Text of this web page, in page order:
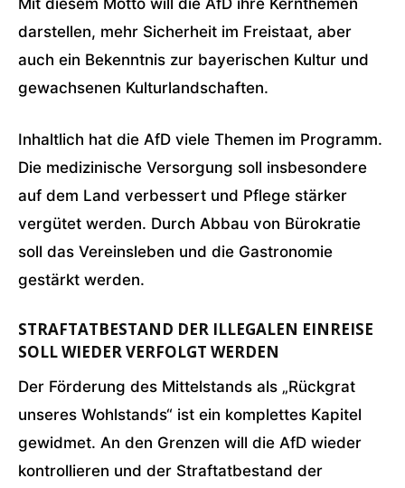
Mit diesem Motto will die AfD ihre Kernthemen
darstellen, mehr Sicherheit im Freistaat, aber
auch ein Bekenntnis zur bayerischen Kultur und
gewachsenen Kulturlandschaften.
Inhaltlich hat die AfD viele Themen im Programm.
Die medizinische Versorgung soll insbesondere
auf dem Land verbessert und Pflege stärker
vergütet werden. Durch Abbau von Bürokratie
soll das Vereinsleben und die Gastronomie
gestärkt werden.
STRAFTATBESTAND DER ILLEGALEN EINREISE
SOLL WIEDER VERFOLGT WERDEN
Der Förderung des Mittelstands als „Rückgrat
unseres Wohlstands“ ist ein komplettes Kapitel
gewidmet. An den Grenzen will die AfD wieder
kontrollieren und der Straftatbestand der